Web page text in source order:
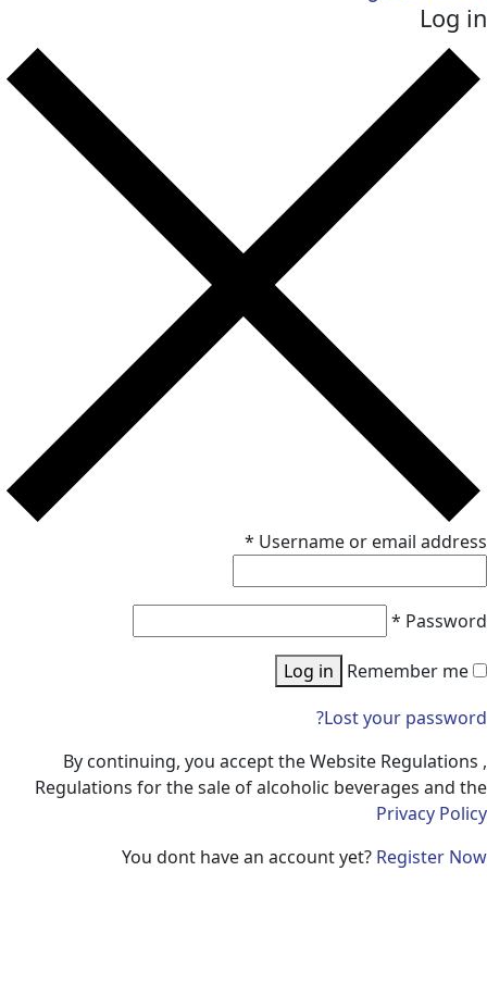
Username or email
*
*
Log in
Lost your
By continuing, you accept the Website
Regulations for the sale of alcoholic beverages
You dont have an account yet?